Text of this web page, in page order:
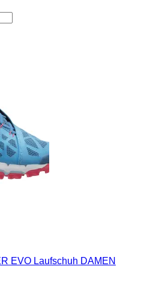
EVO Laufschuh DAMEN